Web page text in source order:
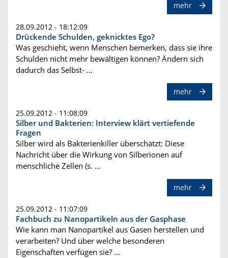
mehr
28.09.2012 - 18:12:09
Drückende Schulden, geknicktes Ego?
Was geschieht, wenn Menschen bemerken, dass sie ihre
Schulden nicht mehr bewältigen können? Ändern sich
dadurch das Selbst- …
mehr
25.09.2012 - 11:08:09
Silber und Bakterien: Interview klärt vertiefende
Fragen
Silber wird als Bakterienkiller überschätzt: Diese
Nachricht über die Wirkung von Silberionen auf
menschliche Zellen (s. …
mehr
25.09.2012 - 11:07:09
Fachbuch zu Nanopartikeln aus der Gasphase
Wie kann man Nanopartikel aus Gasen herstellen und
verarbeiten? Und über welche besonderen
Eigenschaften verfügen sie? …